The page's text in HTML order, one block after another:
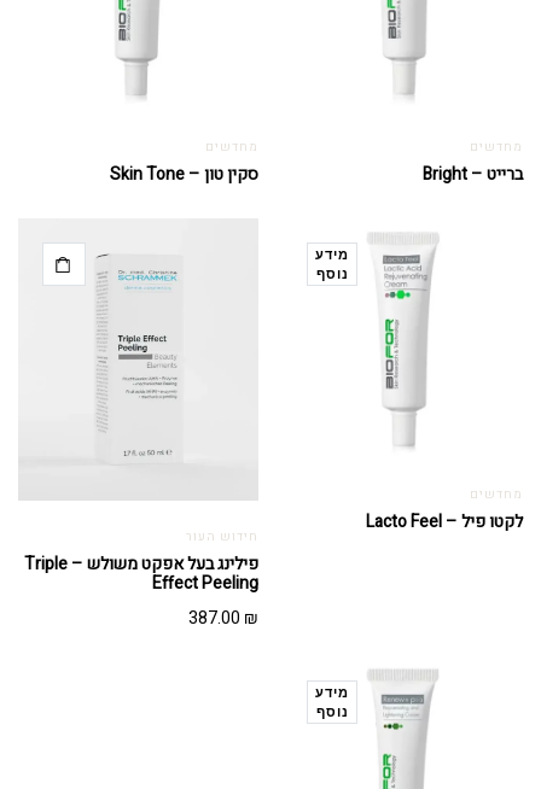
מחדשים
ברייט – Bright
מחדשים
סקין טון – Skin Tone
מידע
נוסף
מחדשים
לקטו פיל – Lacto Feel
חידוש העור
פילינג בעל אפקט משולש – Triple
Effect Peeling
387.00 ₪
מידע
נוסף